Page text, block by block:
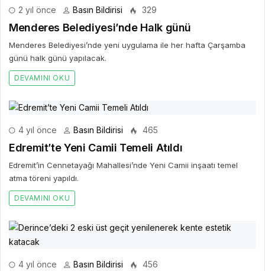
2 yıl önce Basın Bildirisi 329
Menderes Belediyesi’nde Halk günü
Menderes Belediyesi’nde yeni uygulama ile her hafta Çarşamba
günü halk günü yapılacak.
DEVAMINI OKU
4 yıl önce Basın Bildirisi 465
Edremit’te Yeni Camii Temeli Atıldı
Edremit’in Cennetayağı Mahallesi’nde Yeni Camii inşaatı temel
atma töreni yapıldı.
DEVAMINI OKU
4 yıl önce Basın Bildirisi 456